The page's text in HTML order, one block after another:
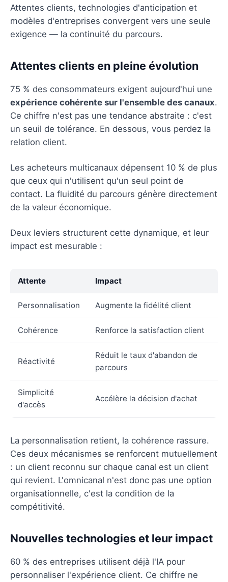
Attentes clients, technologies d'anticipation et
modèles d'entreprises convergent vers une seule
exigence — la continuité du parcours.
Attentes clients en pleine évolution
75 % des consommateurs exigent aujourd'hui une
expérience cohérente sur l'ensemble des canaux.
Ce chiffre n'est pas une tendance abstraite : c'est
un seuil de tolérance. En dessous, vous perdez la
relation client.
Les acheteurs multicanaux dépensent 10 % de plus
que ceux qui n'utilisent qu'un seul point de
contact. La fluidité du parcours génère directement
de la valeur économique.
Deux leviers structurent cette dynamique, et leur
impact est mesurable :
Attente Impact
Personnalisation Augmente la fidélité client
Cohérence Renforce la satisfaction client
Réactivité
Réduit le taux d'abandon de
parcours
Simplicité
d'accès
Accélère la décision d'achat
La personnalisation retient, la cohérence rassure.
Ces deux mécanismes se renforcent mutuellement
: un client reconnu sur chaque canal est un client
qui revient. L'omnicanal n'est donc pas une option
organisationnelle, c'est la condition de la
compétitivité.
Nouvelles technologies et leur impact
60 % des entreprises utilisent déjà l'IA pour
personnaliser l'expérience client. Ce chiffre ne